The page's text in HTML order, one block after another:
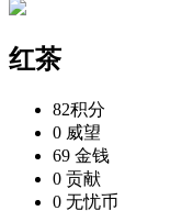
红茶
82积分
0 威望
69 金钱
0 贡献
0 无忧币